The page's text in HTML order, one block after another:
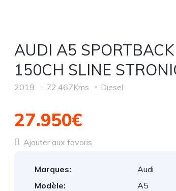
AUDI A5
150CH SLINE
2019 72.467Kms Diesel
27.950€
Ajouter aux favoris
Marques:
Audi
Modèle:
A5